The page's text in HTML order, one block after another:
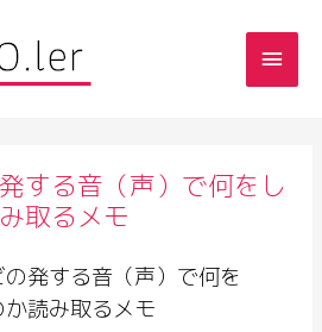
する音（声）で何をし
取るメモ
発する音（声）で何を
読み取るメモ